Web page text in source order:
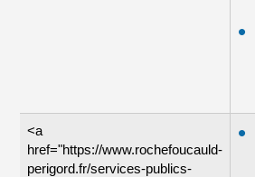
<a
href="https://www.rochefoucauld-
perigord.fr/services-publics-